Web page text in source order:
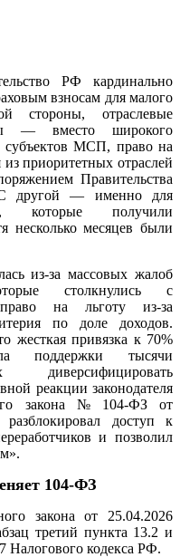
РФ кардинально
взносам для малого
стороны, отраслевые
— вместо широкого
субъектов МСП, право на
приоритетных отраслей
Правительства
другой — именно для
которые получили
несколько месяцев были
из-за массовых жалоб
столкнулись с
право на льготу из-за
по доле доходов.
жесткая привязка к 70%
поддержки тысячи
диверсифицировать
реакции законодателя
закона № 104-ФЗ от
доступ к
и позволил
104-ФЗ
закона от 25.04.2026
третий пункта 13.2 и
Налогового кодекса РФ.